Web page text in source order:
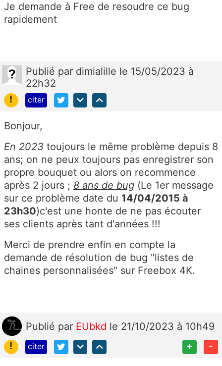
Je demande à Free de resoudre ce bug
rapidement
Publié par dimialille le 15/05/2023 à
22h32
!
citer
Bonjour,
En 2023 toujours le même problème depuis 8
ans; on ne peux toujours pas enregistrer son
propre bouquet ou alors on recommence
après 2 jours ; 8 ans de bug (Le 1er message
sur ce problème date du 14/04/2015 à
23h30)c'est une honte de ne pas écouter
ses clients après tant d'années !!!
Merci de prendre enfin en compte la
demande de résolution de bug "listes de
chaines personnalisées" sur Freebox 4K.
Publié par EUbkd le 21/10/2023 à 10h49
!
citer + -